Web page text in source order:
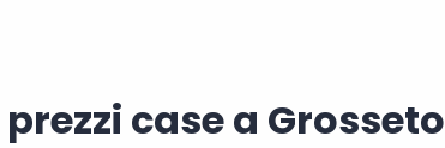
case a Grosseto